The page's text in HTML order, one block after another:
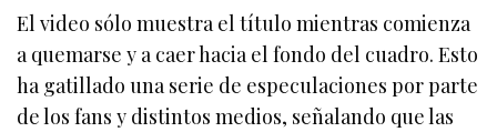
El video sólo muestra el título mientras comienza
a quemarse y a caer hacia el fondo del cuadro. Esto
ha gatillado una serie de especulaciones por parte
de los fans y distintos medios, señalando que las